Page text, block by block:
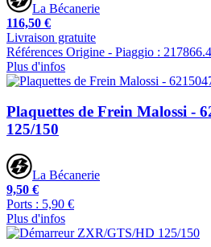
La Bécanerie
116,50 €
Livraison gratuite
Références Origine - Piaggio :
Plus d'infos
Plaquettes de Frein Malossi -
125/150
La Bécanerie
9,50 €
Ports : 5,90 €
Plus d'infos